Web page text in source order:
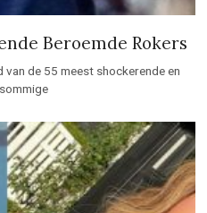
Beroemde Rokers
de 55 meest shockerende en